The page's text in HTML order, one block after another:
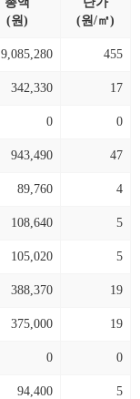
(원)
(원/㎡)
9,085,280 455
342,330 17
0 0
943,490 47
89,760 4
108,640 5
105,020 5
388,370 19
375,000 19
0 0
94,400 5